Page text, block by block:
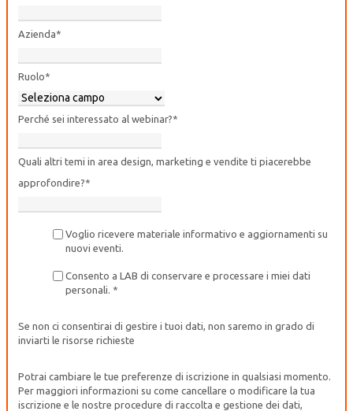
Azienda*
Ruolo*
Perché sei interessato al webinar?*
Quali altri temi in area design, marketing e vendite ti piacerebbe
approfondire?*
Voglio ricevere materiale informativo e aggiornamenti su
nuovi eventi.
Consento a LAB di conservare e processare i miei dati
personali. *
Se non ci consentirai di gestire i tuoi dati, non saremo in grado di
inviarti le risorse richieste
Potrai cambiare le tue preferenze di iscrizione in qualsiasi momento.
Per maggiori informazioni su come cancellare o modificare la tua
iscrizione e le nostre procedure di raccolta e gestione dei dati,